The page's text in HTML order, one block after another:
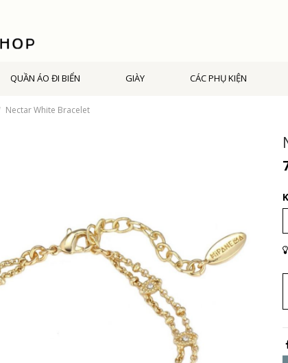
QUẦN ÁO ĐI BIỂN GIÀY CÁC PHỤ KIỆN
Nectar White Bracelet